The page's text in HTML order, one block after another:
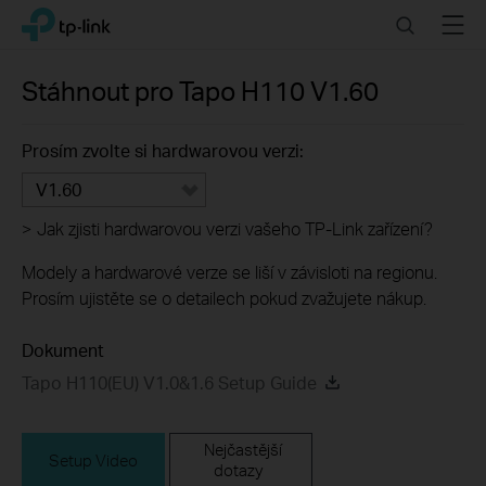
Click
navigation
TP-Link, Reliably Smart SearchMenu
Stáhnout proTapo H110 V1.60
Prosím zvolte si hardwarovou verzi:
V1.60
> Jak zjisti hardwarovou verzi vašeho TP-Link zařízení?
Modely a hardwarové verze se liší v závisloti na regionu.
Prosím ujistěte se o detailech pokud zvažujete nákup.
Dokument
Tapo H110(EU) V1.0&1.6 Setup Guide
Setup Video
Nejčastější
dotazy